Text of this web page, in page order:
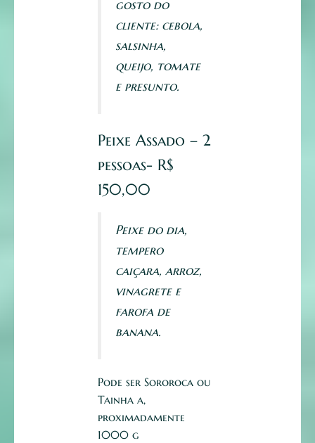
gosto do
cliente: cebola,
salsinha,
queijo, tomate
e presunto.
Peixe Assado – 2
pessoas- R$
150,00
Peixe do dia,
tempero
caiçara, arroz,
vinagrete e
farofa de
banana.
Pode ser Sororoca ou
Tainha a,
proximadamente
1000 g